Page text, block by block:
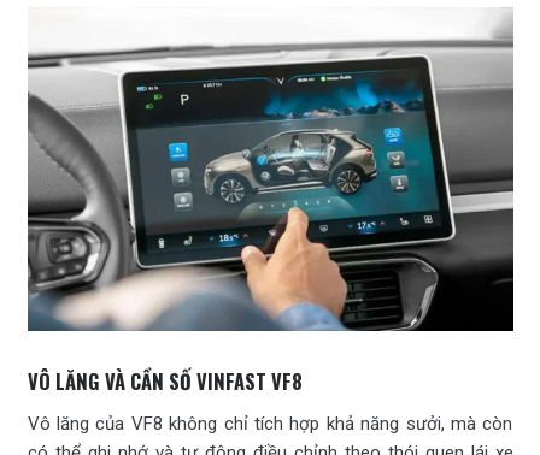
VÔ LĂNG VÀ CẦN SỐ VINFAST VF8
Vô lăng của VF8 không chỉ tích hợp khả năng sưởi, mà còn